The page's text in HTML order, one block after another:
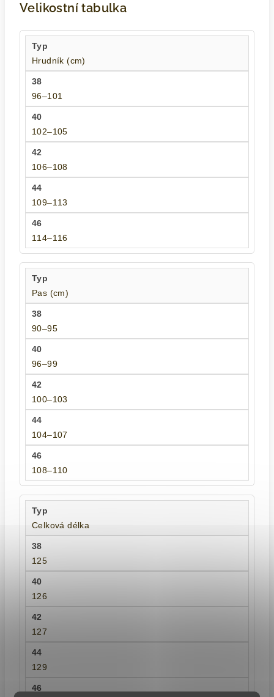
Velikostní tabulka
Hrudník (cm)
96–101
102–105
106–108
109–113
114–116
Pas (cm)
90–95
96–99
100–103
104–107
108–110
Celková délka
125
126
127
129